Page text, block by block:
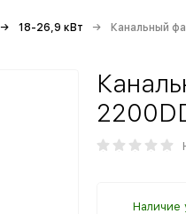
18-26,9 кВт Канальный
Наличие